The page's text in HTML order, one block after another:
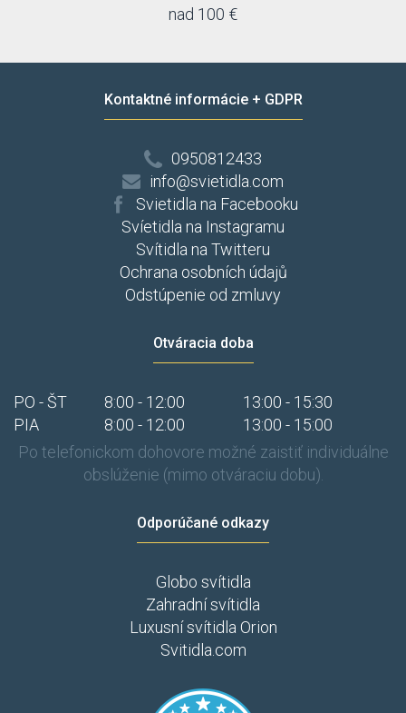
nad 100 €
Kontaktné informácie + GDPR
0950812433
info@svietidla.com
Svietidla na Facebooku
Svíetidla na Instagramu
Svítidla na Twitteru
Ochrana osobních údajů
Odstúpenie od zmluvy
Otváracia doba
PO - ŠT 8:00 - 12:00
13:00 - 15:30
PIA
8:00 - 12:00
13:00 - 15:00
Po telefonickom dohovore možné zaistiť individuálne
obslúženie (mimo otváraciu dobu).
Odporúčané odkazy
Globo svítidla
Zahradní svítidla
Luxusní svítidla Orion
Svitidla.com